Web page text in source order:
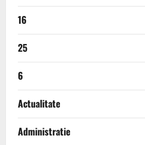
16
25
6
Actualitate
Administratie